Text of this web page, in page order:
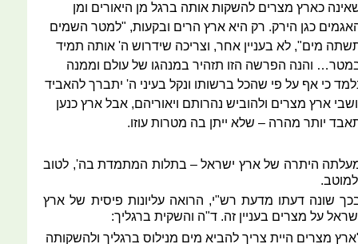
כארץ מצרים להשקות אותה ברגל מן היאורים ומן
כגן הירק. רק היא ארץ הרים ובקעות, "למטר השמים
מים", לא בעניין אחר, וצריכה שידרוש ה' אותה תמיד
והנה הפרשה הזו תזהיר במנהגו של עולם וממנה
כי אף על פי שהכל ברשותו ונקל בעיני ה' יתברך להאביד
ארץ מצרים ולהוביש נהרותם ויאוריהם, אבל ארץ כנען
יותר מהרה – שלא ייתן בה מטרות עוזו.
היתרה של ארץ ישראל – בתלות המתמדת בה', לטוב
שונה דעתו מדעת רש"י, הרואה עליונות פיסית של ארץ
על מצרים בעניין זה. ד"ה והשקית ברגליך:
מצרים היית צריך להביא מים מנילוס ברגליך ולהשקותה